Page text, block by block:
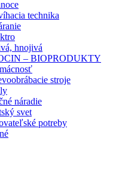
technika
hnojivá
– BIOPRODUKTY
stroje
náradie
svet
potreby